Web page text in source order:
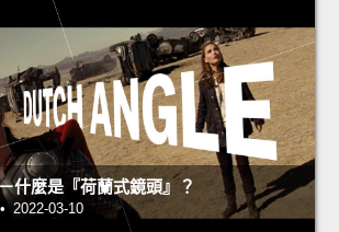
什麼是『荷蘭式鏡頭』？
2022-03-10